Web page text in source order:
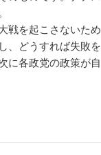
戦を起こさないため
、どうすれば失敗を
に各政党の政策が自